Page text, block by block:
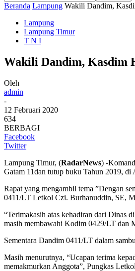
Beranda Lampung Wakili Dandim,
Lampung
Lampung Timur
T N I
Wakili Dandim, Kasdim
Oleh
admin
-
12 Februari 2020
634
BERBAGI
Facebook
Twitter
Lampung Timur, (RadarNews) -
Gatam 11dan tutup buku Tahun 2019,
Rapat yang mengambil tema ”Dengan
0411/LT Letkol Czi. Burhanuddin, SE,
“Terimakasih atas kehadiran dari Dinas
masih membawahi Kodim 0429/LT dan
Sementara Dandim 0411/LT dalam
Masih menurutnya, “Ucapan terima
memakmurkan Anggota”, Pungkas